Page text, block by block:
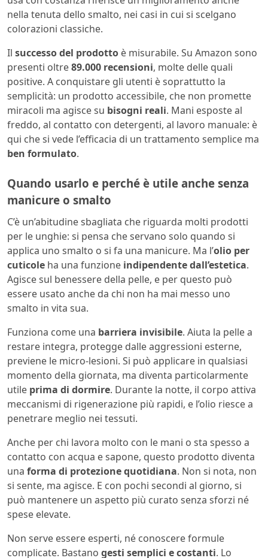
nella tenuta dello smalto, nei casi in cui si scelgano
colorazioni classiche.
Il successo del prodotto è misurabile. Su Amazon sono
presenti oltre89.000 recensioni, molte delle quali
positive. A conquistare gli utenti è soprattutto la
semplicità: un prodotto accessibile, che non promette
miracoli ma agisce su bisogni reali. Mani esposte al
freddo, al contatto con detergenti, al lavoro manuale: è
qui che si vede l’efficacia di un trattamento semplice ma
ben formulato.
Quando usarlo e perché è utile anche senza
manicure o smalto
C’è un’abitudine sbagliata che riguarda molti prodotti
per le unghie: si pensa che servano solo quando si
applica uno smalto o si fa una manicure. Ma l’olio per
cuticole ha una funzione indipendente dall’estetica.
Agisce sul benessere della pelle, e per questo può
essere usato anche da chi non ha mai messo uno
smalto in vita sua.
Funziona come una barriera invisibile. Aiuta la pelle a
restare integra, protegge dalle aggressioni esterne,
previene le micro-lesioni. Si può applicare in qualsiasi
momento della giornata, ma diventa particolarmente
utile prima di dormire. Durante la notte, il corpo attiva
meccanismi di rigenerazione più rapidi, e l’olio riesce a
penetrare meglio nei tessuti.
Anche per chi lavora molto con le mani o sta spesso a
contatto con acqua e sapone, questo prodotto diventa
una forma di protezione quotidiana. Non si nota, non
si sente, ma agisce. E con pochi secondi al giorno, si
può mantenere un aspetto più curato senza sforzi né
spese elevate.
Non serve essere esperti, né conoscere formule
complicate. Bastano gesti semplici e costanti. Lo